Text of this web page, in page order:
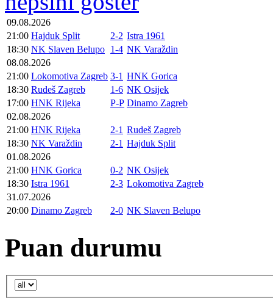
09.08.2026
21:00 Hajduk Split 2-2 Istra 1961
18:30 NK Slaven Belupo 1-4 NK Varaždin
08.08.2026
21:00 Lokomotiva Zagreb 3-1 HNK Gorica
18:30 Rudeš Zagreb 1-6 NK Osijek
17:00 HNK Rijeka P-P Dinamo Zagreb
02.08.2026
21:00 HNK Rijeka 2-1 Rudeš Zagreb
18:30 NK Varaždin 2-1 Hajduk Split
01.08.2026
21:00 HNK Gorica 0-2 NK Osijek
18:30 Istra 1961 2-3 Lokomotiva Zagreb
31.07.2026
20:00 Dinamo Zagreb 2-0 NK Slaven Belupo
Puan durumu